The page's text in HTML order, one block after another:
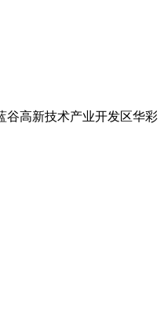
谷高新技术产业开发区华彩